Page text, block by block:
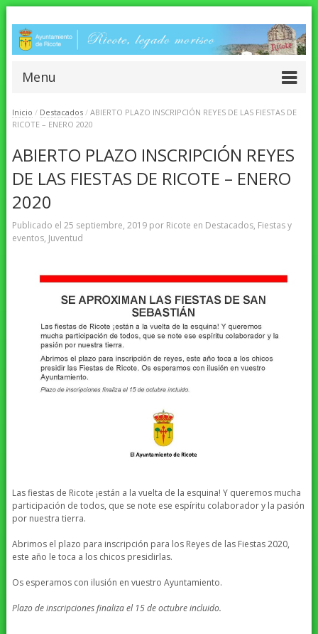
Menu
Inicio / Destacados / ABIERTO PLAZO INSCRIPCIÓN REYES DE LAS FIESTAS DE
RICOTE – ENERO 2020
ABIERTO PLAZO INSCRIPCIÓN REYES
DE LAS FIESTAS DE RICOTE – ENERO
2020
Publicado el 25 septiembre, 2019por Ricote en Destacados, Fiestas y
eventos, Juventud
Las fiestas de Ricote ¡están a la vuelta de la esquina! Y queremos mucha
participación de todos, que se note ese espíritu colaborador y la pasión
por nuestra tierra.
Abrimos el plazo para inscripción para los Reyes de las Fiestas 2020,
este año le toca a los chicos presidirlas.
Os esperamos con ilusión en vuestro Ayuntamiento.
Plazo de inscripciones finaliza el 15 de octubre incluido.